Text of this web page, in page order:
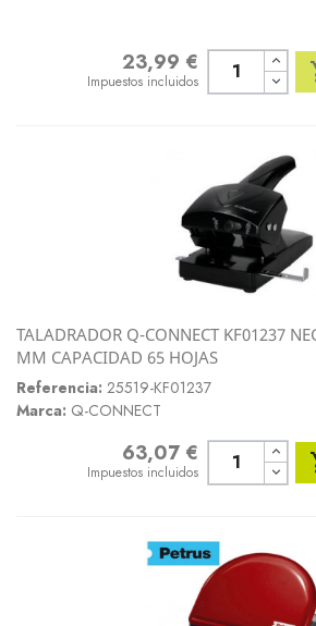
Precio23,99 €
Impuestos incluidos
TALADRADOR Q-CONNECT KF01237
MM CAPACIDAD 65 HOJAS
Referencia: 25519-KF01237
Marca: Q-CONNECT
Precio63,07 €
Impuestos incluidos